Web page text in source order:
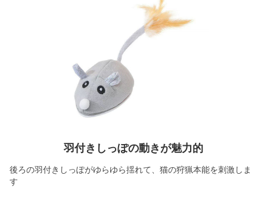
羽付きしっぽの動きが魅力的
後ろの羽付きしっぽがゆらゆら揺れて、猫の狩猟本能を刺激しま
す